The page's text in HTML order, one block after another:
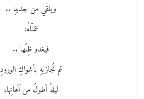
ويلقي من جديدِ ..
تتمنّاهُ،
فيغدو ظِلّها ..
ثم تُجازيهِ بأشواكِ الورودِ
ليلهُ أطولُ من آهاتِها،